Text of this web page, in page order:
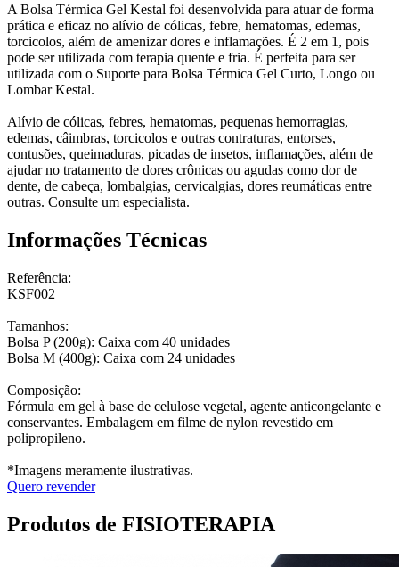
A Bolsa Térmica Gel Kestal foi desenvolvida para atuar de forma
prática e eficaz no alívio de cólicas, febre, hematomas, edemas,
torcicolos, além de amenizar dores e inflamações. É 2 em 1, pois
pode ser utilizada com terapia quente e fria. É perfeita para ser
utilizada com o Suporte para Bolsa Térmica Gel Curto, Longo ou
Lombar Kestal.
Alívio de cólicas, febres, hematomas, pequenas hemorragias,
edemas, câimbras, torcicolos e outras contraturas, entorses,
contusões, queimaduras, picadas de insetos, inflamações, além de
ajudar no tratamento de dores crônicas ou agudas como dor de
dente, de cabeça, lombalgias, cervicalgias, dores reumáticas entre
outras. Consulte um especialista.
Informações Técnicas
Referência:
KSF002
Tamanhos:
Bolsa P (200g): Caixa com 40 unidades
Bolsa M (400g): Caixa com 24 unidades
Composição:
Fórmula em gel à base de celulose vegetal, agente anticongelante e
conservantes. Embalagem em filme de nylon revestido em
polipropileno.
*Imagens meramente ilustrativas.
Quero revender
Produtos de FISIOTERAPIA